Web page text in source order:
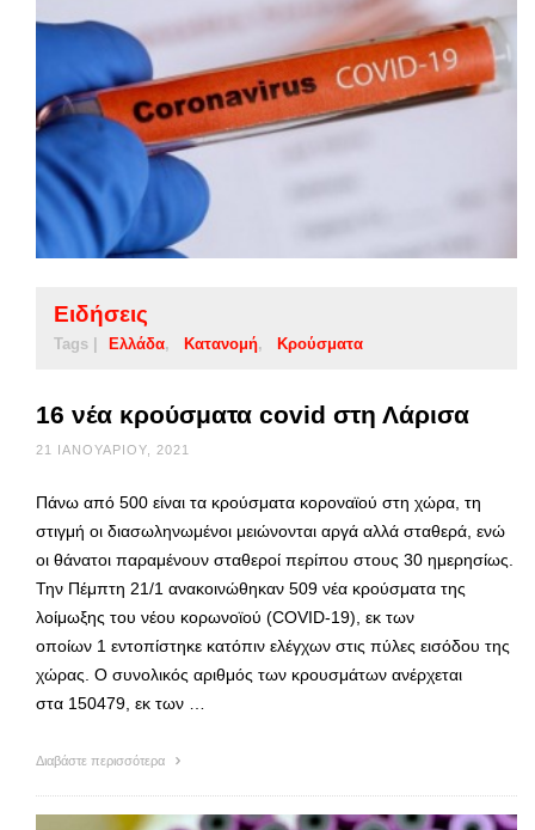
Ειδήσεις
Tags | Ελλάδα Κατανομή Κρούσματα
16 νέα κρούσματα covid στη Λάρισα
21 ΙΑΝΟΥΑΡΊΟΥ, 2021
Πάνω από 500 είναι τα κρούσματα κοροναϊού στη χώρα, τη
στιγμή οι διασωληνωμένοι μειώνονται αργά αλλά σταθερά, ενώ
οι θάνατοι παραμένουν σταθεροί περίπου στους 30 ημερησίως.
Την Πέμπτη 21/1 ανακοινώθηκαν 509 νέα κρούσματα της
λοίμωξης του νέου κορωνοϊού (COVID-19), εκ των
οποίων 1 εντοπίστηκε κατόπιν ελέγχων στις πύλες εισόδου της
χώρας. Ο συνολικός αριθμός των κρουσμάτων ανέρχεται
στα 150479, εκ των …
Διαβάστε περισσότερα